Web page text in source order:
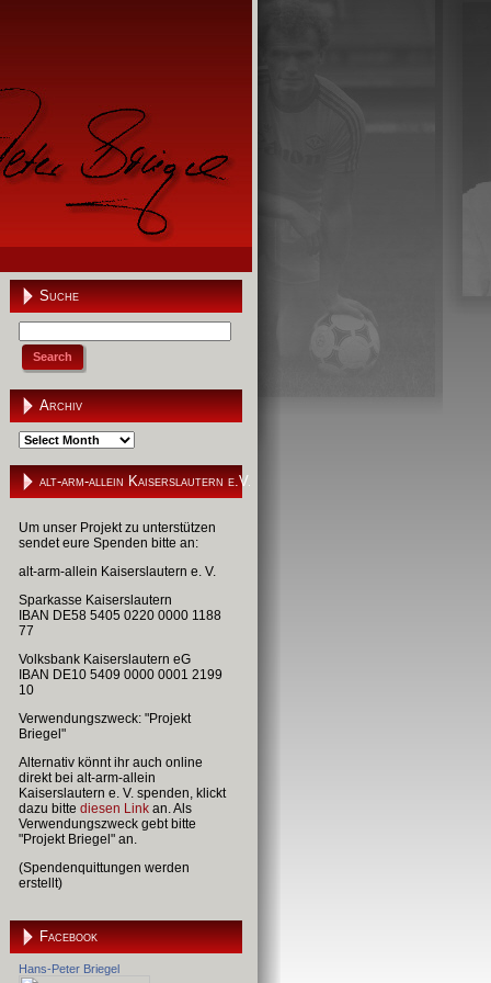
Suche
Archiv
Archiv
alt-arm-allein Kaiserslautern e.V.
Um unser Projekt zu unterstützen
sendet eure Spenden bitte an:
alt-arm-allein Kaiserslautern e. V.
Sparkasse Kaiserslautern
IBAN DE58 5405 0220 0000 1188
77
Volksbank Kaiserslautern eG
IBAN DE10 5409 0000 0001 2199
10
Verwendungszweck: "Projekt
Briegel"
Alternativ könnt ihr auch online
direkt bei alt-arm-allein
Kaiserslautern e. V. spenden, klickt
dazu bitte diesen Link an. Als
Verwendungszweck gebt bitte
"Projekt Briegel" an.
(Spendenquittungen werden
erstellt)
Facebook
Hans-Peter Briegel